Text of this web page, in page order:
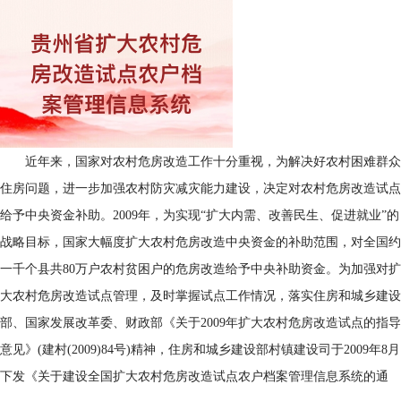
近年来，国家对农村危房改造工作十分重视，为解决好农村困难群众
住房问题，进一步加强农村防灾减灾能力建设，决定对农村危房改造试点
给予中央资金补助。 2009年，为实现“扩大内需、改善民生、促进就业”的
战略目标，国家大幅度扩大农村危房改造中央资金的补助范围，对全国约
一千个县共80万户农村贫困户的危房改造给予中央补助资金。为加强对扩
大农村危房改造试点管理，及时掌握试点工作情况，落实住房和城乡建设
部、国家发展改革委、财政部《关于2009年扩大农村危房改造试点的指导
意见》 (建村(2009)84号)精神，住房和城乡建设部村镇建设司于2009年8月
下发《关于建设全国扩大农村危房改造试点农户档案管理信息系统的通